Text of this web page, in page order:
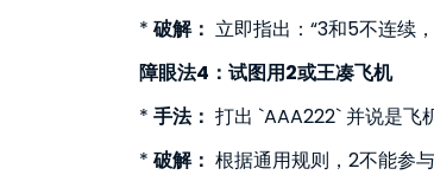
* 破解： 立即指出：“3和5不连续
障眼法4：试图用2或王凑飞机
* 手法： 打出 `AAA222` 并说是飞机
* 破解： 根据通用规则，2不能参